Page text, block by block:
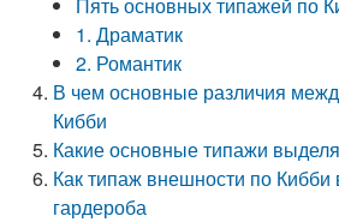
1. Драматик
2. Романтик
В чем основные различия
Кибби
Какие основные типажи
Как типаж внешности по
гардероба